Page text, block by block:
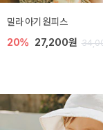
밀라 아기 원피스
20% 27,200원